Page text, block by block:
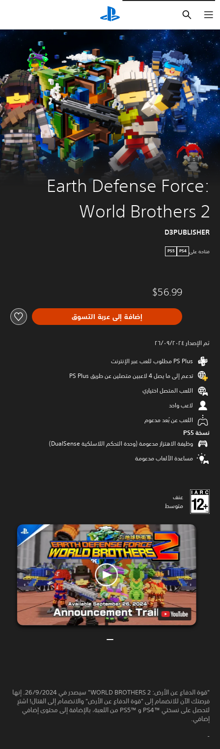
Earth Defense Force:
World Brothers 2
D3PUBLISHER
متاحة على PS4
PS5
$56.99
إضافة إلى عربة التسوق
تم الإصدار ٢٦/٠٩/٢٠٢٤
تدعم إلى ما يصل 4 لاعبين متصلين عن طريق PS Plus‏
اللعب المتصل اختياري
لاعب واحد
اللعب عن بُعد مدعوم
نسخة PS5‏
وظيفة الاهتزاز مدعومة (وحدة التحكم اللاسلكية DualSense‏)
مساعدة الألعاب مدعومة
عنف
متوسط
"قوة الدفاع عن الأرض: WORLD BROTHERS 2" سيصدر في 26/9/2024. إنها
فرصتك الآن للانضمام إلى "قوة الدفاع عن الأرض" والانضمام إلى القتال! اشترِ
لتحصل على نسختي ™PS4 و ™PS5 من اللعبة، بالإضافة إلى محتوى إضافي
إضافي.
-